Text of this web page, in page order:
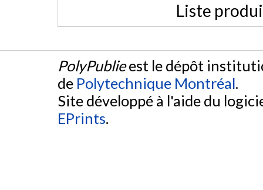
Liste
PolyPublieest le dépôt
de Polytechnique Montréal.
Site développé à l'aide du
EPrints.